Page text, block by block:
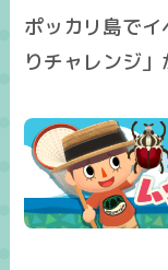
ポッカリ島で
りチャレンジ